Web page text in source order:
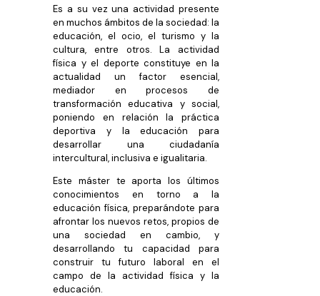
Es a su vez una actividad presente
en muchos ámbitos de la sociedad: la
educación, el ocio, el turismo y la
cultura, entre otros. La actividad
física y el deporte constituye en la
actualidad un factor esencial,
mediador en procesos de
transformación educativa y social,
poniendo en relación la práctica
deportiva y la educación para
desarrollar una ciudadanía
intercultural, inclusiva e igualitaria.
Este máster te aporta los últimos
conocimientos en torno a la
educación física, preparándote para
afrontar los nuevos retos, propios de
una sociedad en cambio, y
desarrollando tu capacidad para
construir tu futuro laboral en el
campo de la actividad física y la
educación.